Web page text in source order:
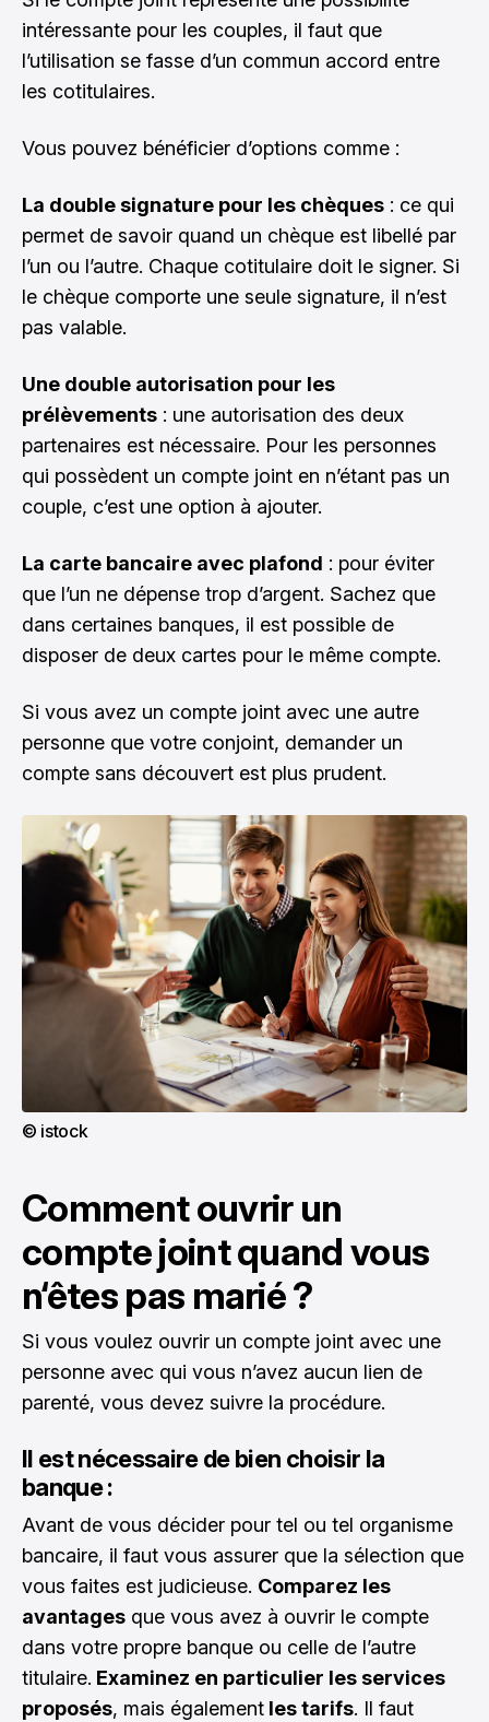
intéressante pour les couples, il faut que
l’utilisation se fasse d’un commun accord entre
les cotitulaires.
Vous pouvez bénéficier d’options comme :
La double signature pour les chèques : ce qui
permet de savoir quand un chèque est libellé par
l’un ou l’autre. Chaque cotitulaire doit le signer. Si
le chèque comporte une seule signature, il n’est
pas valable.
Une double autorisation pour les
prélèvements : une autorisation des deux
partenaires est nécessaire. Pour les personnes
qui possèdent un compte joint en n’étant pas un
couple, c’est une option à ajouter.
La carte bancaire avec plafond : pour éviter
que l’un ne dépense trop d’argent. Sachez que
dans certaines banques, il est possible de
disposer de deux cartes pour le même compte.
Si vous avez un compte joint avec une autre
personne que votre conjoint, demander un
compte sans découvert est plus prudent.
© istock
Comment ouvrir un
compte joint quand vous
n‘êtes pas marié ?
Si vous voulez ouvrir un compte joint avec une
personne avec qui vous n’avez aucun lien de
parenté, vous devez suivre la procédure.
Il est nécessaire de bien choisir la
banque :
Avant de vous décider pour tel ou tel organisme
bancaire, il faut vous assurer que la sélection que
vous faites est judicieuse. Comparez les
avantages que vous avez à ouvrir le compte
dans votre propre banque ou celle de l’autre
titulaire. Examinez en particulier les services
proposés, mais également les tarifs. Il faut